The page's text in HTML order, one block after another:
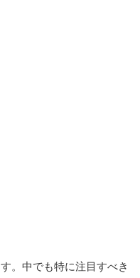
。中でも特に注目すべき